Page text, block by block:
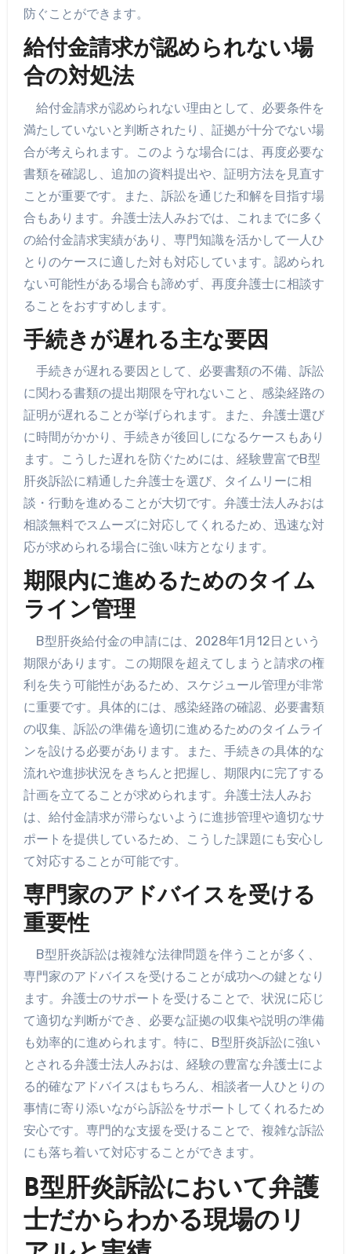
防ぐことができます。
給付金請求が認められない場
合の対処法
給付金請求が認められない理由として、必要条件を
満たしていないと判断されたり、証拠が十分でない場
合が考えられます。このような場合には、再度必要な
書類を確認し、追加の資料提出や、証明方法を見直す
ことが重要です。また、訴訟を通じた和解を目指す場
合もあります。弁護士法人みおでは、これまでに多く
の給付金請求実績があり、専門知識を活かして一人ひ
とりのケースに適した対も対応しています。認められ
ない可能性がある場合も諦めず、再度弁護士に相談す
ることをおすすめします。
手続きが遅れる主な要因
手続きが遅れる要因として、必要書類の不備、訴訟
に関わる書類の提出期限を守れないこと、感染経路の
証明が遅れることが挙げられます。また、弁護士選び
に時間がかかり、手続きが後回しになるケースもあり
ます。こうした遅れを防ぐためには、経験豊富でB型
肝炎訴訟に精通した弁護士を選び、タイムリーに相
談・行動を進めることが大切です。弁護士法人みおは
相談無料でスムーズに対応してくれるため、迅速な対
応が求められる場合に強い味方となります。
期限内に進めるためのタイム
ライン管理
B型肝炎給付金の申請には、2028年1月12日という
期限があります。この期限を超えてしまうと請求の権
利を失う可能性があるため、スケジュール管理が非常
に重要です。具体的には、感染経路の確認、必要書類
の収集、訴訟の準備を適切に進めるためのタイムライ
ンを設ける必要があります。また、手続きの具体的な
流れや進捗状況をきちんと把握し、期限内に完了する
計画を立てることが求められます。弁護士法人みお
は、給付金請求が滞らないように進捗管理や適切なサ
ポートを提供しているため、こうした課題にも安心し
て対応することが可能です。
専門家のアドバイスを受ける
重要性
B型肝炎訴訟は複雑な法律問題を伴うことが多く、
専門家のアドバイスを受けることが成功への鍵となり
ます。弁護士のサポートを受けることで、状況に応じ
て適切な判断ができ、必要な証拠の収集や説明の準備
も効率的に進められます。特に、B型肝炎訴訟に強い
とされる弁護士法人みおは、経験の豊富な弁護士によ
る的確なアドバイスはもちろん、相談者一人ひとりの
事情に寄り添いながら訴訟をサポートしてくれるため
安心です。専門的な支援を受けることで、複雑な訴訟
にも落ち着いて対応することができます。
B型肝炎訴訟において弁護
士だからわかる現場のリ